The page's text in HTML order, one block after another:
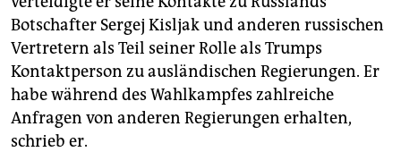
Botschafter Sergej Kisljak und anderen russischen
Vertretern als Teil seiner Rolle als Trumps
Kontaktperson zu ausländischen Regierungen. Er
habe während des Wahlkampfes zahlreiche
Anfragen von anderen Regierungen erhalten,
schrieb er.